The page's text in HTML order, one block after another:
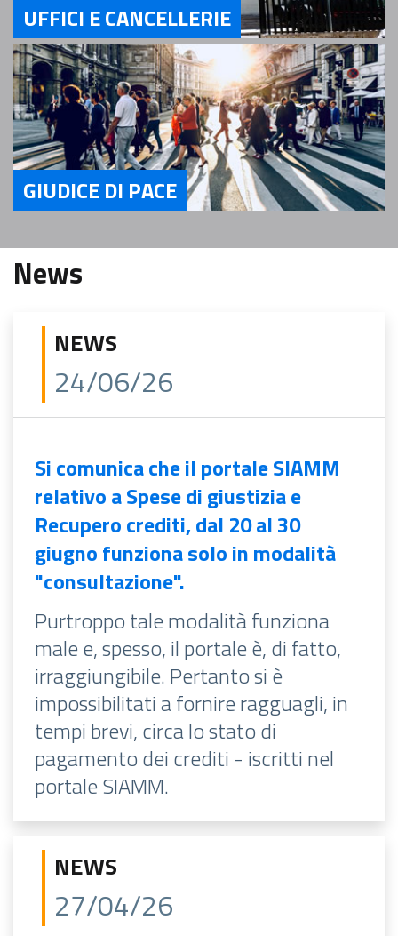
Servizi Uffici e Cancellerie
UFFICI E CANCELLERIE
GIUDICE DI PACE
News
NEWS
24/06/26
Si comunica che il portale SIAMM
relativo a Spese di giustizia e
Recupero crediti, dal 20 al 30
giugno funziona solo in modalità
"consultazione".
Purtroppo tale modalità funziona
male e, spesso, il portale è, di fatto,
irraggiungibile. Pertanto si è
impossibilitati a fornire ragguagli, in
tempi brevi, circa lo stato di
pagamento dei crediti - iscritti nel
portale SIAMM.
NEWS
27/04/26